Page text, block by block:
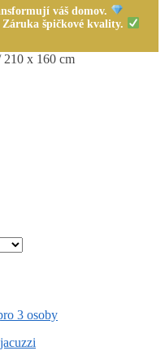
váš domov.
špičkové kvality.
210 x 160 cm